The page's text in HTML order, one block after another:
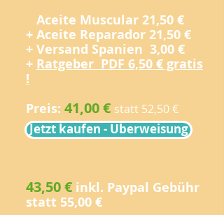
Aceite Muscular 21,50 €
+ Aceite Reparador 21,50 €
+ Versand Spanien 3,00 €
+ Ratgeber PDF 6,50 € gratis
!
Preis: 41,00 € statt 52,50€
Jetzt kaufen - Überweisung
43,50 € inkl. Paypal Gebühr
statt 55,00 €